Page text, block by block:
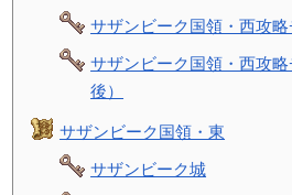
サザンビーク国領・西攻
サザンビーク国領・西攻
後）
サザンビーク国領・東
サザンビーク城